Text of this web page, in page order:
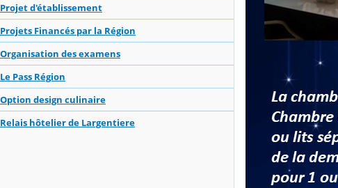
Projet d'établissement
Projets Financés par la Région
Organisation des examens
Le Pass Région
Option design culinaire
Relais hôtelier de Largentiere